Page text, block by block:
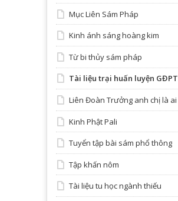
Mục Liên Sám Pháp
Kinh ánh sáng hoàng kim
Từ bi thủy sám pháp
Tài liệu trại huấn luyện GĐPT
Liên Đoàn Trưởng anh chị là ai
Kinh Phật Pali
Tuyển tập bài sám phổ thông
Tập khấn nôm
Tài liệu tu học ngành thiếu